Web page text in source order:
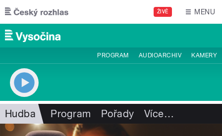
Přejít k hlavnímu obsahu
ŽIVĚ MENU
PROGRAM AUDIOARCHIV KAMERY
Hudba Program Pořady Více…